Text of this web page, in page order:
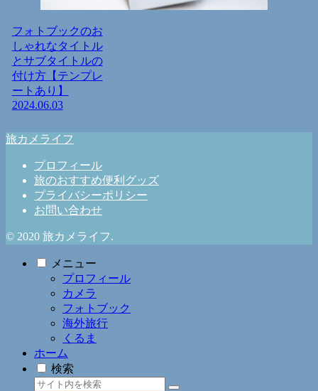
フォトブックのお
しゃれなタイトル
とサブタイトルの
付け方【テンプレ
ートあり】
2024.06.03
旅カメライフ
プロフィール
旅のおすすめ便利グッズ
プライバシーポリシー
お問い合わせ
© 2020 旅カメライフ.
メニュー
プロフィール
カメラ
フォトブック
海外旅行
くるま
ホーム
検索